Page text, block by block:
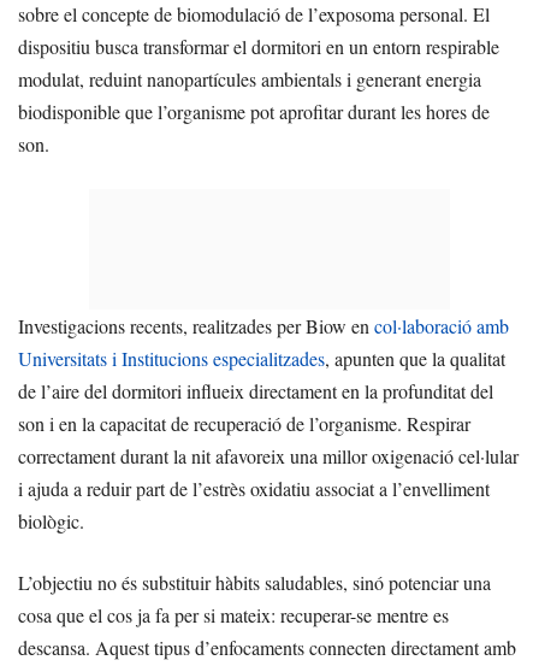
sobre el concepte de biomodulació de l’exposoma personal. El
dispositiu busca transformar el dormitori en un entorn respirable
modulat, reduint nanopartícules ambientals i generant energia
biodisponible que l’organisme pot aprofitar durant les hores de
son.
Investigacions recents, realitzades per Biow en col·laboració amb
Universitats i Institucions especialitzades, apunten que la qualitat
de l’aire del dormitori influeix directament en la profunditat del
son i en la capacitat de recuperació de l’organisme. Respirar
correctament durant la nit afavoreix una millor oxigenació cel·lular
i ajuda a reduir part de l’estrès oxidatiu associat a l’envelliment
biològic.
L’objectiu no és substituir hàbits saludables, sinó potenciar una
cosa que el cos ja fa per si mateix: recuperar-se mentre es
descansa. Aquest tipus d’enfocaments connecten directament amb